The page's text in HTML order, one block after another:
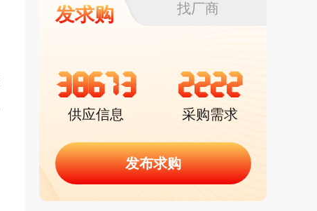
发求购 找厂商
38673
供应信息
2222
采购需求
发布求购